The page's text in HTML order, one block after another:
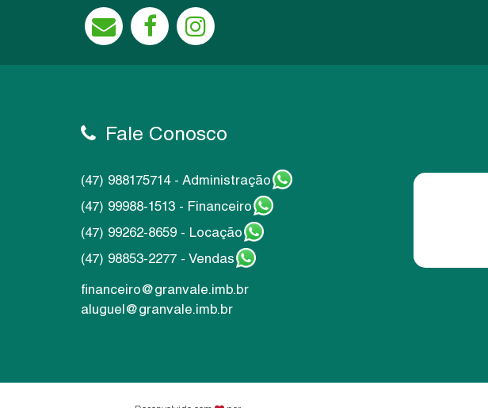
Fale Conosco
(47) 988175714 - Administração
(47) 99988-1513 - Financeiro
(47) 99262-8659 - Locação
(47) 98853-2277 - Vendas
financeiro@granvale.imb.br
aluguel@granvale.imb.br